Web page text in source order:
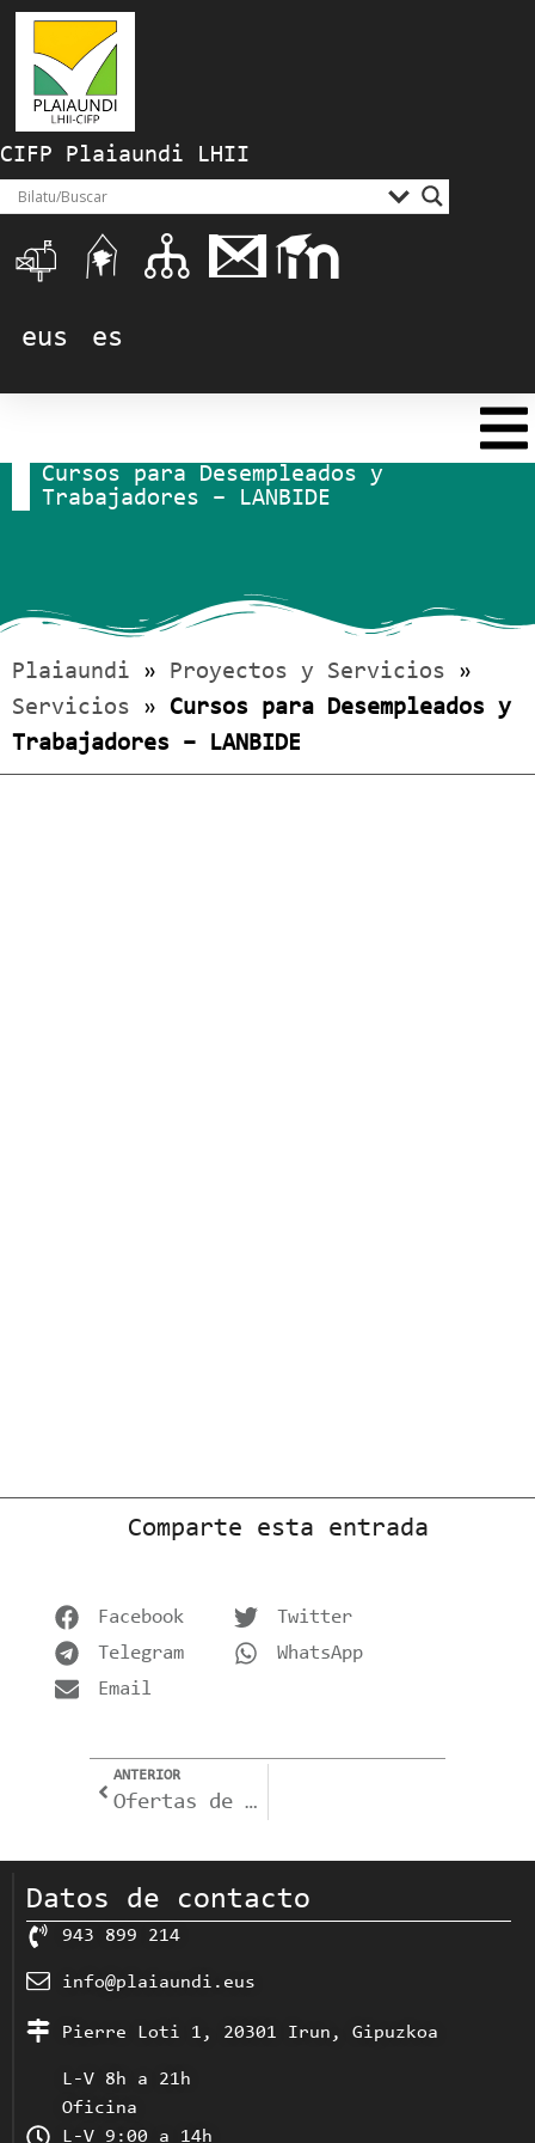
CIFP Plaiaundi LHII
eus es
Cursos para Desempleados y
Trabajadores – LANBIDE
Plaiaundi » Proyectos y Servicios »
Servicios » Cursos para Desempleados y
Trabajadores – LANBIDE
Comparte esta entrada
Facebook
Twitter
Telegram
WhatsApp
Email
ANTERIOR
Ofertas de empleo (LANBIDE).
Datos de contacto
943 899 214
info@plaiaundi.eus
Pierre Loti 1, 20301 Irun, Gipuzkoa
L-V 8h a 21h
Oficina
L-V 9:00 a 14h